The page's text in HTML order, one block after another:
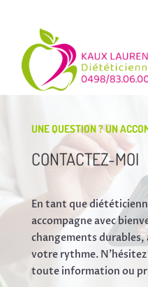
UNE QUESTION ? UN
CONTACTEZ-MOI
En tant que
accompagne avec
changements durables,
votre rythme. N'hésitez
toute information ou